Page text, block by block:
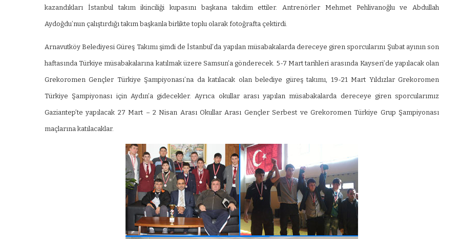
kazandıkları İstanbul takım ikinciliği kupasını başkana takdim ettiler. Antrenörler Mehmet Pehlivanoğlu ve Abdullah
Aydoğdu’nun çalıştırdığı takım başkanla birlikte toplu olarak fotoğrafta çektirdi.
Arnavutköy Belediyesi Güreş Takımı şimdi de İstanbul’da yapılan müsabakalarda dereceye giren sporcularını Şubat ayının son
haftasında Türkiye müsabakalarına katılmak üzere Samsun’a gönderecek. 5-7 Mart tarihleri arasında Kayseri’de yapılacak olan
Grekoromen Gençler Türkiye Şampiyonası’na da katılacak olan belediye güreş takımı, 19-21 Mart Yıldızlar Grekoromen
Türkiye Şampiyonası için Aydın’a gidecekler. Ayrıca okullar arası yapılan müsabakalarda dereceye giren sporcularımız
Gaziantep’te yapılacak 27 Mart – 2 Nisan Arası Okullar Arası Gençler Serbest ve Grekoromen Türkiye Grup Şampiyonası
maçlarına katılacaklar.